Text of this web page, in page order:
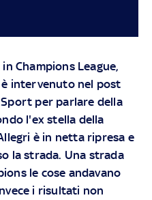
Champions League,
è intervenuto nel post
per parlare della
l'ex stella della
è in netta ripresa e
la strada. Una strada
le cose andavano
i risultati non